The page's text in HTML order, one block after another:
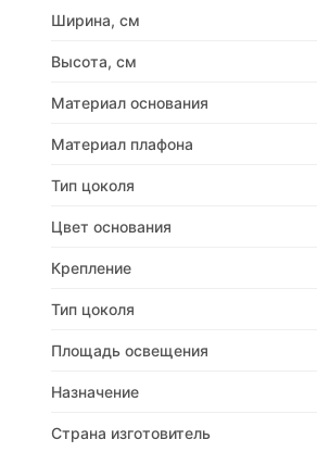
Ширина, см
Высота, см
Материал основания
Материал плафона
Тип цоколя
Цвет основания
Крепление
Тип цоколя
Площадь освещения
Назначение
Страна изготовитель